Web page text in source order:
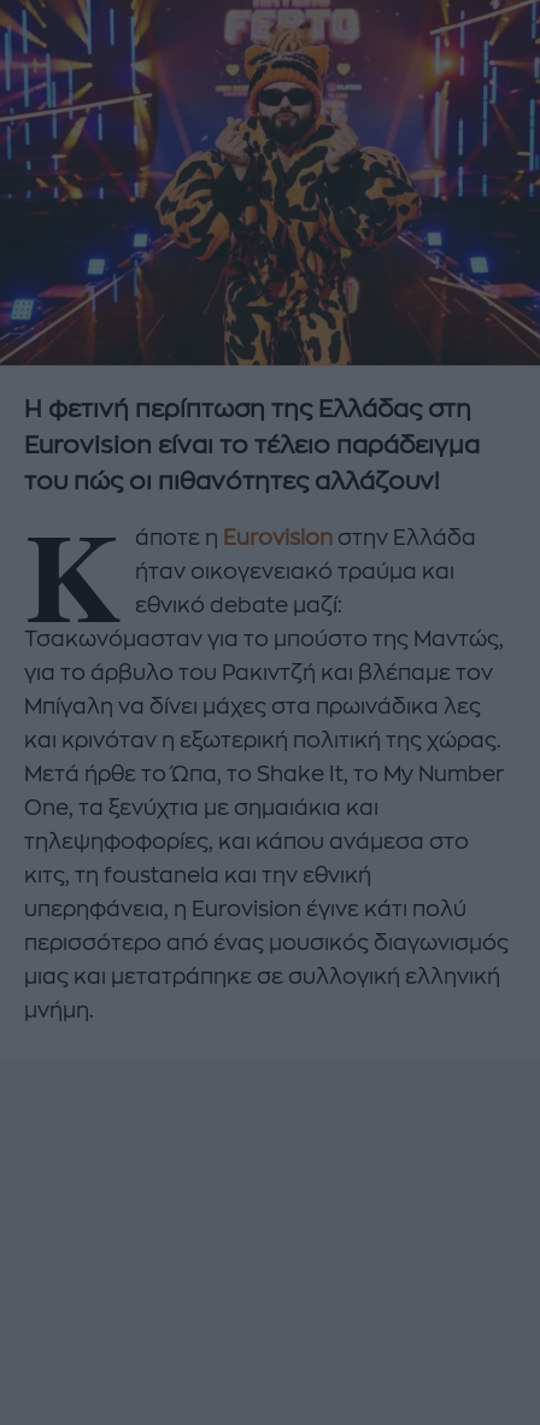
Η φετινή περίπτωση της Ελλάδας στη
Eurovision είναι το τέλειο παράδειγμα
του πώς οι πιθανότητες αλλάζουν!
Κ άποτε η Eurovision στην Ελλάδα
ήταν οικογενειακό τραύμα και
εθνικό debate μαζί:
Τσακωνόμασταν για το μπούστο της Μαντώς,
για το άρβυλο του Ρακιντζή και βλέπαμε τον
Μπίγαλη να δίνει μάχες στα πρωινάδικα λες
και κρινόταν η εξωτερική πολιτική της χώρας.
Μετά ήρθε το Ώπα, το Shake It, το My Number
One, τα ξενύχτια με σημαιάκια και
τηλεψηφοφορίες, και κάπου ανάμεσα στο
κιτς, τη foustanela και την εθνική
υπερηφάνεια, η Eurovision έγινε κάτι πολύ
περισσότερο από ένας μουσικός διαγωνισμός
μιας και μετατράπηκε σε συλλογική ελληνική
μνήμη.